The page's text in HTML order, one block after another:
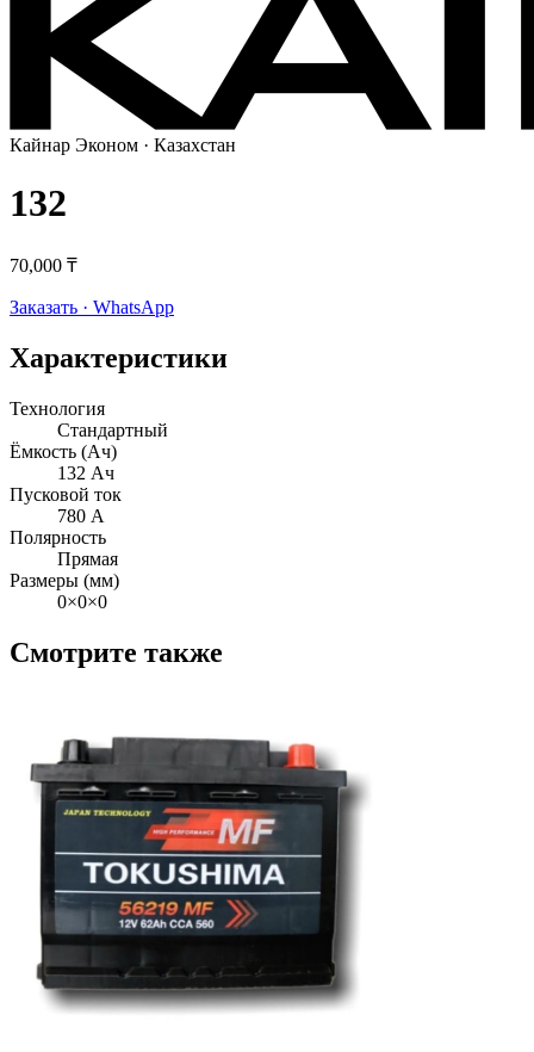
Кайнар Эконом · Казахстан
132
70,000 ₸
Заказать · WhatsApp
Характеристики
Технология
Стандартный
Ёмкость (Ач)
132 Ач
Пусковой ток
780 А
Полярность
Прямая
Размеры (мм)
0×0×0
Смотрите также